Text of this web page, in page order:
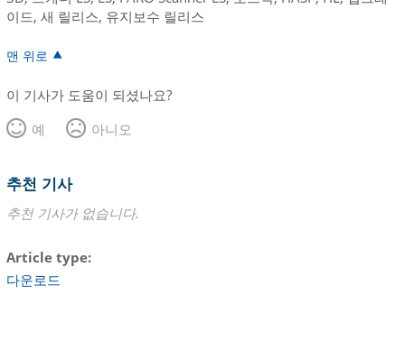
이드, 새 릴리스, 유지보수 릴리스
맨 위로
이 기사가 도움이 되셨나요?
예
아니오
추천 기사
추천 기사가 없습니다.
Article type
다운로드